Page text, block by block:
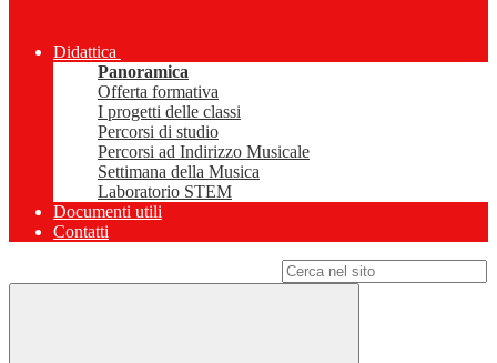
Didattica
Panoramica
Offerta formativa
I progetti delle classi
Percorsi di studio
Percorsi ad Indirizzo Musicale
Settimana della Musica
Laboratorio STEM
Documenti utili
Contatti